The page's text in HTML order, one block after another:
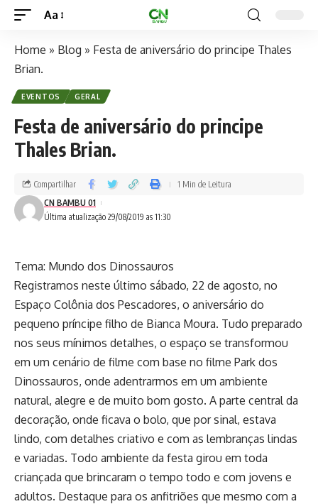
Aa
Home » Blog » Festa de aniversário do principe Thales
Brian.
EVENTOS GERAL
Festa de aniversário do principe
Thales Brian.
Última atualização 29/08/2019 as 11:30
CN BAMBU 01
Compartilhar 1 Min de Leitura
Tema: Mundo dos Dinossauros
Registramos neste último sábado, 22 de agosto, no
Espaço Colônia dos Pescadores, o aniversário do
pequeno príncipe filho de Bianca Moura. Tudo preparado
nos seus mínimos detalhes, o espaço se transformou
em um cenário de filme com base no filme Park dos
Dinossauros, onde adentrarmos em um ambiente
natural, alegre e de muito bom gosto. A parte central da
decoração, onde ficava o bolo, que por sinal, estava
lindo, com detalhes criativo e com as lembranças lindas
e variadas. Todo ambiente da festa girou em toda
criançada que brincaram o tempo todo e com jovens e
adultos. Destaque para os anfitriões que mesmo com a